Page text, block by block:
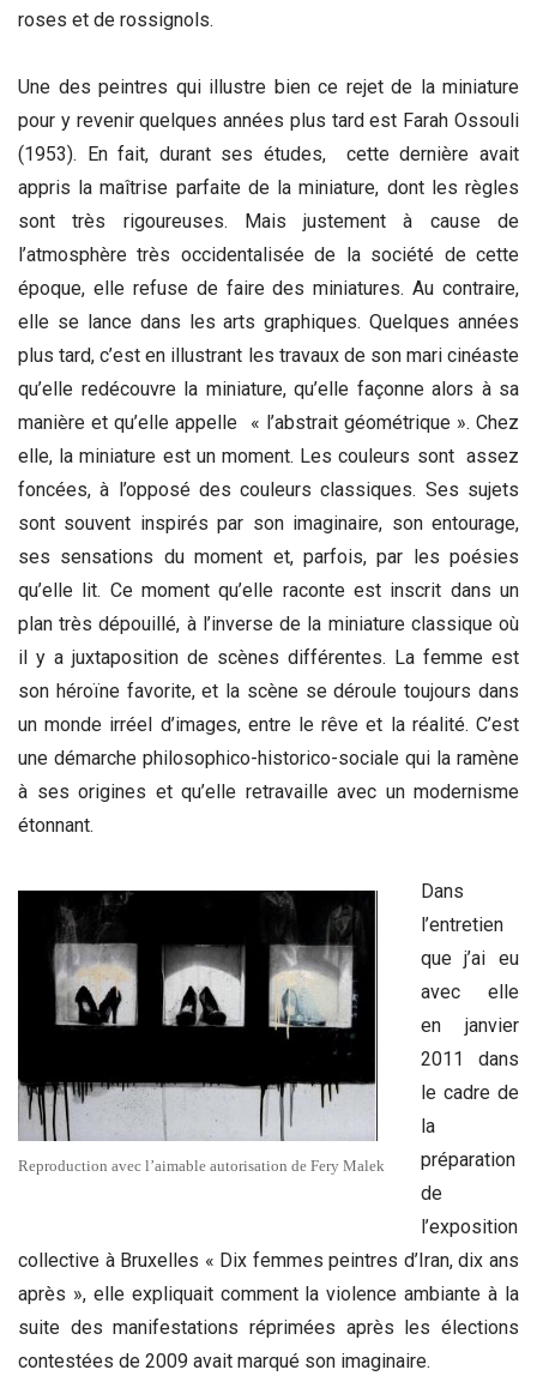
roses et de rossignols.
Une des peintres qui illustre bien ce rejet de la miniature
pour y revenir quelques années plus tard est Farah Ossouli
(1953). En fait, durant ses études, cette dernière avait
appris la maîtrise parfaite de la miniature, dont les règles
sont très rigoureuses. Mais justement à cause de
l’atmosphère très occidentalisée de la société de cette
époque, elle refuse de faire des miniatures. Au contraire,
elle se lance dans les arts graphiques. Quelques années
plus tard, c’est en illustrant les travaux de son mari cinéaste
qu’elle redécouvre la miniature, qu’elle façonne alors à sa
manière et qu’elle appelle « l’abstrait géométrique ». Chez
elle, la miniature est un moment. Les couleurs sont assez
foncées, à l’opposé des couleurs classiques. Ses sujets
sont souvent inspirés par son imaginaire, son entourage,
ses sensations du moment et, parfois, par les poésies
qu’elle lit. Ce moment qu’elle raconte est inscrit dans un
plan très dépouillé, à l’inverse de la miniature classique où
il y a juxtaposition de scènes différentes. La femme est
son héroïne favorite, et la scène se déroule toujours dans
un monde irréel d’images, entre le rêve et la réalité. C’est
une démarche philosophico-historico-sociale qui la ramène
à ses origines et qu’elle retravaille avec un modernisme
étonnant.
Reproduction avec l’aimable autorisation de Fery Malek
Dans
l’entretien
que j’ai eu
avec elle
en janvier
2011 dans
le cadre de
la
préparation
de
l’exposition
collective à Bruxelles « Dix femmes peintres d’Iran, dix ans
après », elle expliquait comment la violence ambiante à la
suite des manifestations réprimées après les élections
contestées de 2009 avait marqué son imaginaire.